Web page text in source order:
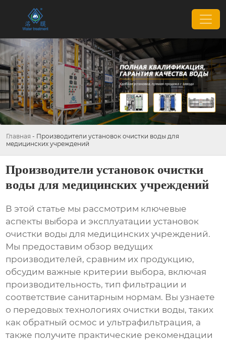
Главная - Производители установок очистки воды для
медицинских учреждений
Производители установок очистки
воды для медицинских учреждений
В этой статье мы рассмотрим ключевые
аспекты выбора и эксплуатацииустановок
очистки воды для медицинских учреждений.
Мы предоставим обзор ведущих
производителей, сравним их продукцию,
обсудим важные критерии выбора, включая
производительность, тип фильтрации и
соответствие санитарным нормам. Вы узнаете
о передовых технологиях очистки воды, таких
как обратный осмос и ультрафильтрация, а
также получите практические рекомендации